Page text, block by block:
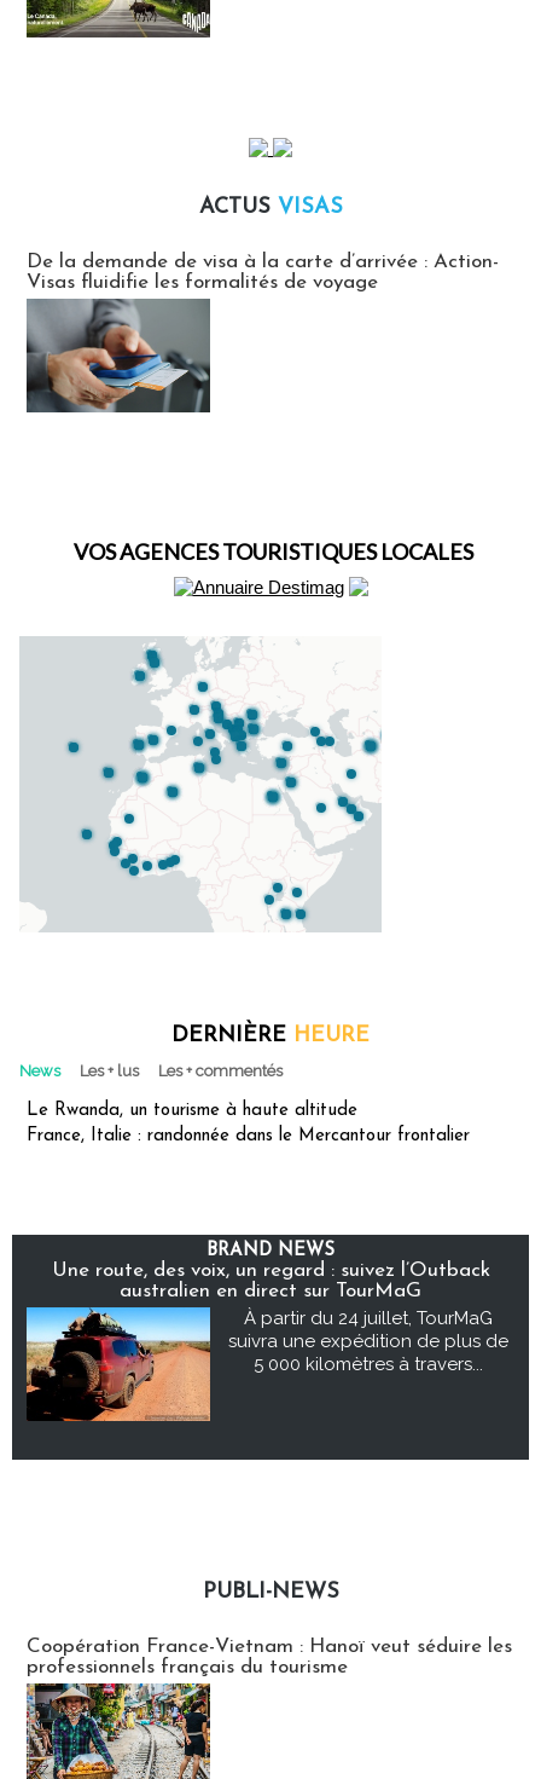
ACTUS VISAS
De la demande de visa à la carte d’arrivée : Action-
Visas fluidifie les formalités de voyage
VOS AGENCES TOURISTIQUES LOCALES
DERNIÈRE HEURE
News Les + lus Les + commentés
Le Rwanda, un tourisme à haute altitude
France, Italie : randonnée dans le Mercantour frontalier
BRAND NEWS
Une route, des voix, un regard : suivez l’Outback
australien en direct sur TourMaG
À partir du 24 juillet, TourMaG
suivra une expédition de plus de
5 000 kilomètres à travers...
PUBLI-NEWS
Coopération France-Vietnam : Hanoï veut séduire les
professionnels français du tourisme